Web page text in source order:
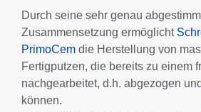
Durch seine sehr genau
Zusammensetzung ermöglicht
PrimoCem die Herstellung von
Fertigputzen, die bereits zu einem
nachgearbeitet, d.h. abgezogen
können.